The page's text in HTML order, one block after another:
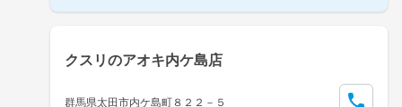
クスリのアオキ内ケ島店
群馬県太田市内ケ島町８２２－５